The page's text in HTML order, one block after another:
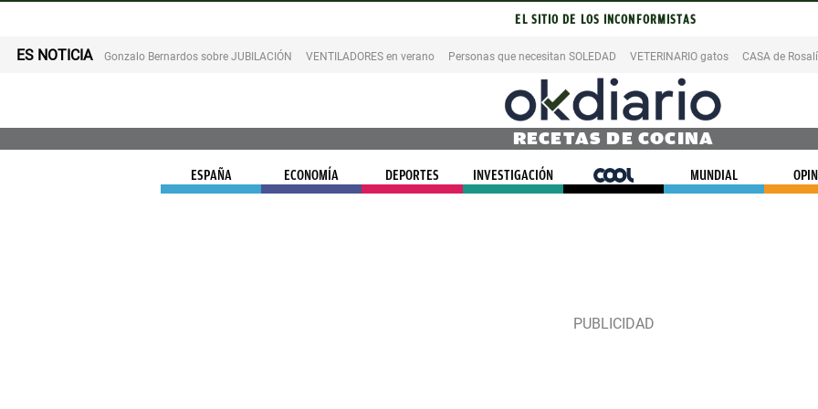
EL SITIO DE LOS INCONFORMISTAS
ES NOTICIA Gonzalo Bernardos sobre JUBILACIÓN VENTILADORES en verano Personas que necesitan SOLEDAD VETERINARIO gatos CASA de
RECETAS DE COCINA
ESPAÑA ECONOMÍA DEPORTES INVESTIGACIÓN COOL MUNDIAL